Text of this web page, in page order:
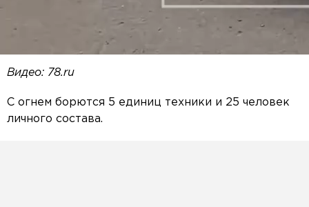
Видео: 78.ru
С огнем борются 5 единиц техники и 25 человек
личного состава.